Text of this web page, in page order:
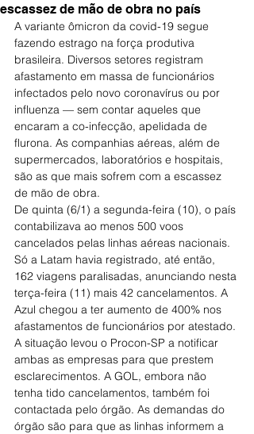
escassez de mão de obra no país
A variante ômicron da covid-19 segue
fazendo estrago na força produtiva
brasileira. Diversos setores registram
afastamento em massa de funcionários
infectados pelo novo coronavírus ou por
influenza — sem contar aqueles que
encaram a co-infecção, apelidada de
flurona. As companhias aéreas, além de
supermercados, laboratórios e hospitais,
são as que mais sofrem com a escassez
de mão de obra.
De quinta (6/1) a segunda-feira (10), o país
contabilizava ao menos 500 voos
cancelados pelas linhas aéreas nacionais.
Só a Latam havia registrado, até então,
162 viagens paralisadas, anunciando nesta
terça-feira (11) mais 42 cancelamentos. A
Azul chegou a ter aumento de 400% nos
afastamentos de funcionários por atestado.
A situação levou o Procon-SP a notificar
ambas as empresas para que prestem
esclarecimentos. A GOL, embora não
tenha tido cancelamentos, também foi
contactada pelo órgão. As demandas do
órgão são para que as linhas informem a